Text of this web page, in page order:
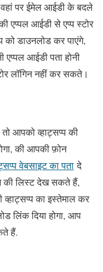
पर ईमेल आईडी के बदले
एप्पल आईडी से एप्प स्टोर
को डाउनलोड कर पाएंगे,
आईडी पता होनी
लॉगिन नहीं कर सकते।
आपको व्हाट्सप्प की
की आपकी फ़ोन
वेबसाइट का पतादे
की लिस्ट देख सकते हैं,
का इस्तेमाल कर
लिंक दिया होगा, आप
हैं.